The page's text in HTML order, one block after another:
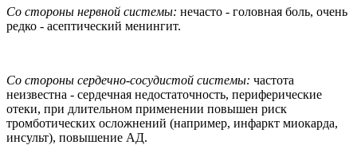
Со стороны нервной системы: нечасто - головная боль, очень
редко - асептический менингит.
Со стороны сердечно-сосудистой системы: частота
неизвестна - сердечная недостаточность, периферические
отеки, при длительном применении повышен риск
тромботических осложнений (например, инфаркт миокарда,
инсульт), повышение АД.